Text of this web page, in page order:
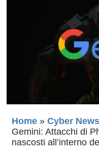
Home » Cyber News
Gemini: Attacchi di
nascosti all’interno